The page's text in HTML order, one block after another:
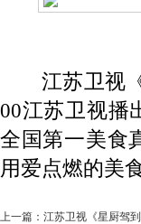
江苏卫视《
00江苏卫视播
全国第一美食
用爱点燃的美
上一篇： 江苏卫视《星厨驾